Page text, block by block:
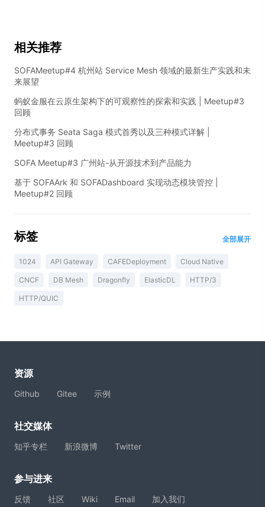
相关推荐
SOFAMeetup#4 杭州站 Service Mesh 领域的最新生产实践和未
来展望
蚂蚁金服在云原生架构下的可观察性的探索和实践 | Meetup#3
回顾
分布式事务 Seata Saga 模式首秀以及三种模式详解 |
Meetup#3 回顾
SOFA Meetup#3 广州站-从开源技术到产品能力
基于 SOFAArk 和 SOFADashboard 实现动态模块管控 |
Meetup#2 回顾
标签 全部展开
1024 API Gateway CAFEDeployment Cloud Native
CNCF DB Mesh Dragonfly ElasticDL HTTP/3
HTTP/QUIC
资源
Github Gitee 示例
社交媒体
知乎专栏 新浪微博 Twitter
参与进来
反馈 社区 Wiki Email 加入我们